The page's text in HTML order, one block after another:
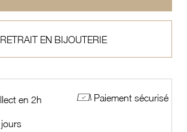
RETRAIT EN BIJOUTERIE
en 2h Paiement sécurisé